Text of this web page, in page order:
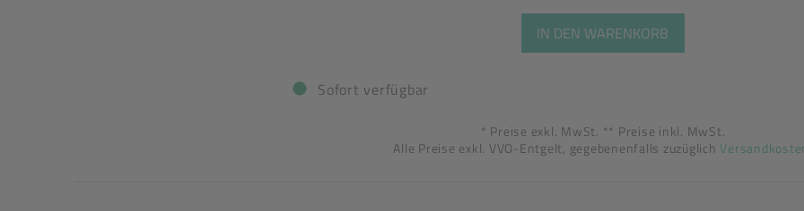
IN DEN WARENKORB
Sofort verfügbar
* Preise exkl. MwSt. ** Preise inkl. MwSt.
Alle Preise exkl. VVO-Entgelt, gegebenenfalls zuzüglich